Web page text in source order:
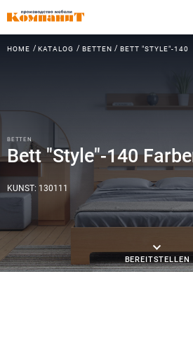
HOME KATALOG BETTEN BETT "STYLE"-140
BETTEN
Bett "Style"-140
KUNST: 130111
BEREITSTELLEN